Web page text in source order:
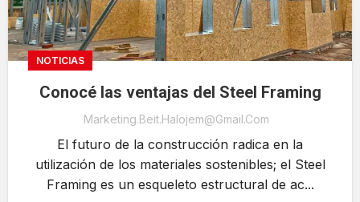
NOTICIAS
Conocé las ventajas del Steel Framing
Marketing.beit.halojem@gmail.com
El futuro de la construcción radica en la
utilización de los materiales sostenibles; el Steel
Framing es un esqueleto estructural de ac...